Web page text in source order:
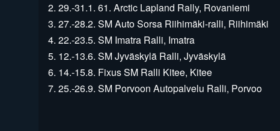
2. 29.-31.1. 61. Arctic Lapland Rally, Rovaniemi
3. 27.-28.2. SM Auto Sorsa Riihimäki-ralli, Riihimäki
4. 22.-23.5. SM Imatra Ralli, Imatra
5. 12.-13.6. SM Jyväskylä Ralli, Jyväskylä
6. 14.-15.8. Fixus SM Ralli Kitee, Kitee
7. 25.-26.9. SM Porvoon Autopalvelu Ralli, Porvoo